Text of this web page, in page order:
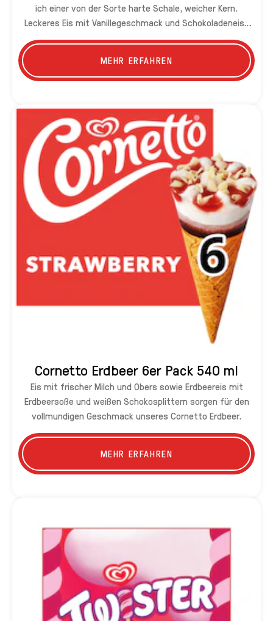
ich einer von der Sorte harte Schale, weicher Kern.
Leckeres Eis mit Vanillegeschmack und Schokoladeneis-
Kern, gekrönt mit nussiger Kakaoglasur.
MEHR ERFAHREN
Cornetto Erdbeer 6er Pack 540 ml
Eis mit frischer Milch und Obers sowie Erdbeereis mit
Erdbeersoße und weißen Schokosplittern sorgen für den
vollmundigen Geschmack unseres Cornetto Erdbeer.
MEHR ERFAHREN